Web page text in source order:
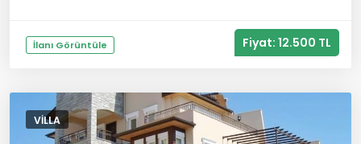
İlanı Görüntüle Fiyat: 12.500 TL
VILLA